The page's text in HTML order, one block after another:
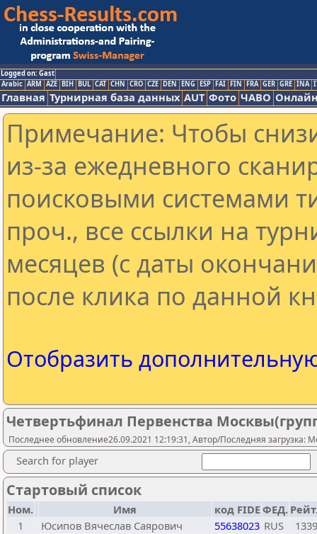
Logged on: Gast
Arabic ARM AZE BIH BUL CAT CHN CRO CZE DEN ENG ESP FAI FIN FRA GER GRE INA
Главная Турнирная база данных AUT Фото ЧАВО
Примечание: Чтобы
из-за ежедневного
поисковыми системами
проч., все ссылки на
месяцев (с даты
после клика по данной
Отобразить
Четвертьфинал Первенства
Последнее обновление26.09.2021 12:19:31, Автор/Последняя загрузка:
Search for player
Стартовый список
Ном. Имя код FIDEФЕД.
1
Юсипов Вячеслав Саярович 55638023 RUS
1339